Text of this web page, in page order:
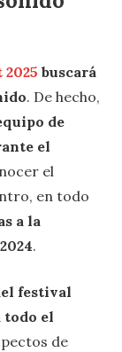
buscará
. De hecho,
de
el
el
en todo
a la
.
festival
todo el
de